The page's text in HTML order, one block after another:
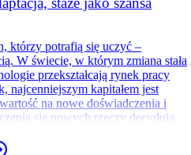
którzy potrafią się uczyć –
W świecie, w którym zmiana stała
przekształcają rynek pracy
najcenniejszym kapitałem jest
na nowe doświadczenia i
się nowych rzeczy decydują